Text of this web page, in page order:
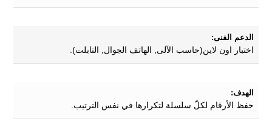
الدعم الفنى:
اختبار اون لاين(حاسب الآلى, الهاتف الجوال, التابلت).
الهدف:
حفظ الأرقام لكلّ سلسلة لتكرارها في نفس الترتيب.